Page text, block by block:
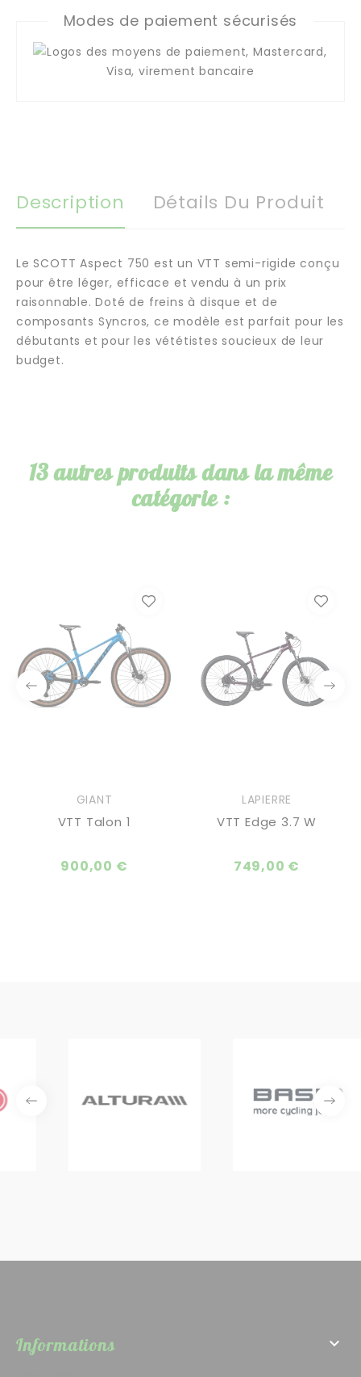
Modes de paiement sécurisés
Description Détails Du Produit
Le SCOTT Aspect 750 est un VTT semi-rigide conçu
pour être léger, efficace et vendu à un prix
raisonnable. Doté de freins à disque et de
composants Syncros, ce modèle est parfait pour les
débutants et pour les vététistes soucieux de leur
budget.
13 autres produits dans la même
catégorie :
GIANT
VTT Talon 1
900,00 €
LAPIERRE
VTT Edge 3.7 W
749,00 €
Informations 